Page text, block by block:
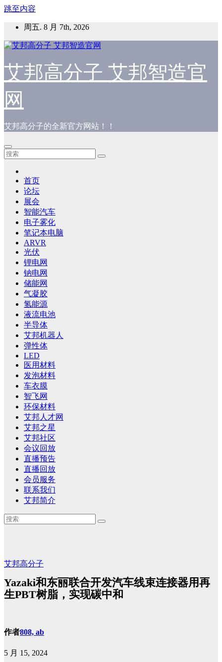
跳至内容
周五. 8 月 7th, 2026
艾邦高分子 艾邦智造官
网
艾邦高分子的全新官方网站！！
首页
论坛
展会
智能汽车
电子雾化
笔记本电脑
ARVR
光伏
锂电网
钠电网
储能网
气凝胶
氢能源
液流电池
半导体
艾邦机器人
弹性体
LED
医用材料
发泡材料
车衣膜
智飞网
环保材料
艾邦人才网
艾邦之星
艾邦社区
会议回放
直播预告
直播回放
会员服务
联系我们
艾邦简介
艾邦高分子
Yazaki和东丽联合开发汽车线束连接器用再
生PBT树脂，实现碳中和
作者808, ab
5 月 15, 2024